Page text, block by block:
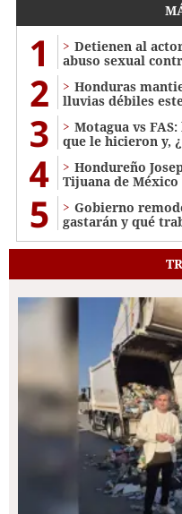
1
Detienen al
abuso sexual
2
Honduras
lluvias débiles
3
Motagua vs
que le hicieron y,
4
Hondureño
Tijuana de México
5
Gobierno
gastarán y qué